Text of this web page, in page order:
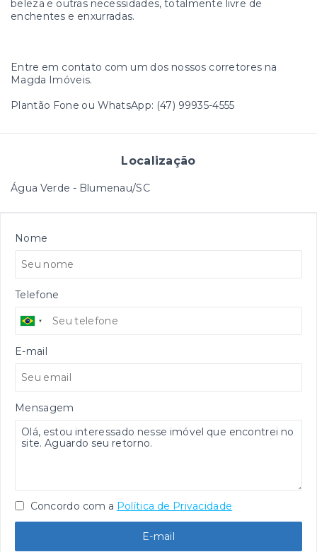
beleza e outras necessidades, totalmente livre de
enchentes e enxurradas.
Entre em contato com um dos nossos corretores na
Magda Imóveis.
Plantão Fone ou WhatsApp: (47) 99935-4555
Localização
Água Verde - Blumenau/SC
Nome
Telefone
E-mail
Mensagem
Concordo com a Política de Privacidade
E-mail